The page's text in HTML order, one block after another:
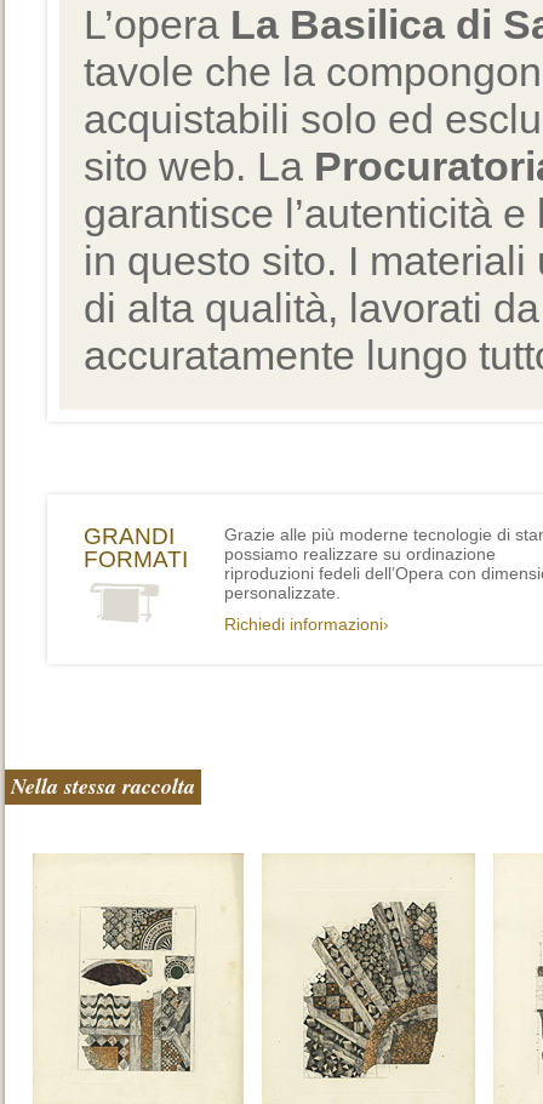
L’opera La Basilica di
tavole che la
acquistabili solo ed
sito web. La
garantisce l’autenticità
in questo sito. I
di alta qualità, lavorati
accuratamente lungo
GRANDI
FORMATI
Grazie alle più moderne tecnologie di
possiamo realizzare su ordinazione
riproduzioni fedeli dell’Opera con
personalizzate.
Richiedi informazioni›
Nella stessa raccolta